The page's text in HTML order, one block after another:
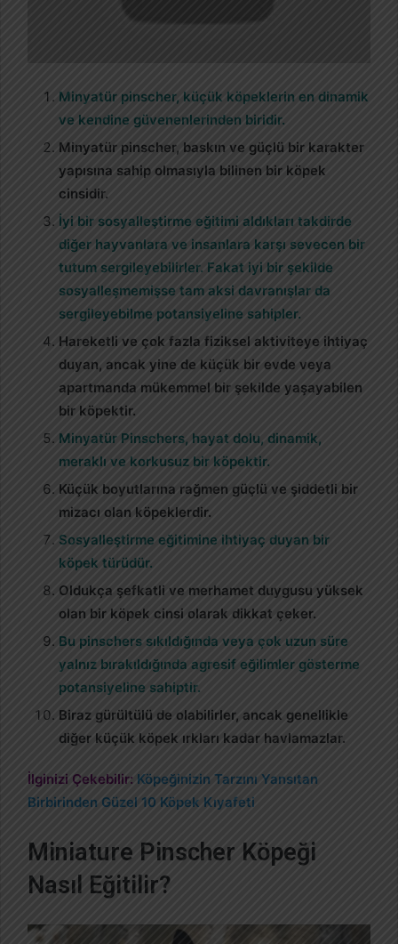
Minyatür pinscher, küçük köpeklerin en dinamik
ve kendine güvenenlerinden biridir.
Minyatür pinscher, baskın ve güçlü bir karakter
yapısına sahip olmasıyla bilinen bir köpek
cinsidir.
İyi bir sosyalleştirme eğitimi aldıkları takdirde
diğer hayvanlara ve insanlara karşı sevecen bir
tutum sergileyebilirler. Fakat iyi bir şekilde
sosyalleşmemişse tam aksi davranışlar da
sergileyebilme potansiyeline sahipler.
Hareketli ve çok fazla fiziksel aktiviteye ihtiyaç
duyan, ancak yine de küçük bir evde veya
apartmanda mükemmel bir şekilde yaşayabilen
bir köpektir.
Minyatür Pinschers, hayat dolu, dinamik,
meraklı ve korkusuz bir köpektir.
Küçük boyutlarına rağmen güçlü ve şiddetli bir
mizacı olan köpeklerdir.
Sosyalleştirme eğitimine ihtiyaç duyan bir
köpek türüdür.
Oldukça şefkatli ve merhamet duygusu yüksek
olan bir köpek cinsi olarak dikkat çeker.
Bu pinschers sıkıldığında veya çok uzun süre
yalnız bırakıldığında agresif eğilimler gösterme
potansiyeline sahiptir.
Biraz gürültülü de olabilirler, ancak genellikle
diğer küçük köpek ırkları kadar havlamazlar.
İlginizi Çekebilir: Köpeğinizin Tarzını Yansıtan
Birbirinden Güzel 10 Köpek Kıyafeti
Miniature Pinscher Köpeği
Nasıl Eğitilir?